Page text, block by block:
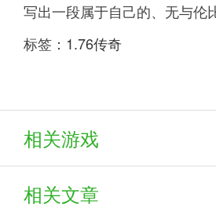
写出一段属于自己的、无与伦
标签： 1.76传奇
相关游戏
相关文章